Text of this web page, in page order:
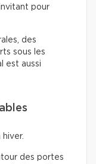
pour
des
sous les
est aussi
hiver.
des portes